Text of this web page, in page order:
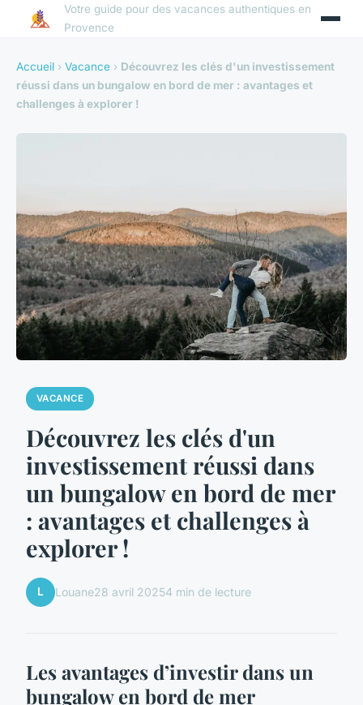
Votre guide pour des vacances authentiques en
Provence
Accueil › Vacance › Découvrez les clés d'un investissement
réussi dans un bungalow en bord de mer : avantages et
challenges à explorer !
VACANCE
Découvrez les clés d'un
investissement réussi dans
un bungalow en bord de mer
: avantages et challenges à
explorer !
L Louane28 avril 20254 min de lecture
Les avantages d’investir dans un
bungalow en bord de mer